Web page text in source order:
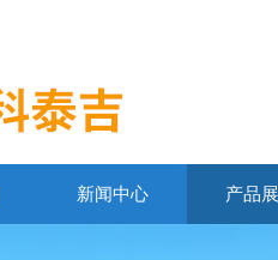
新闻中心 产品